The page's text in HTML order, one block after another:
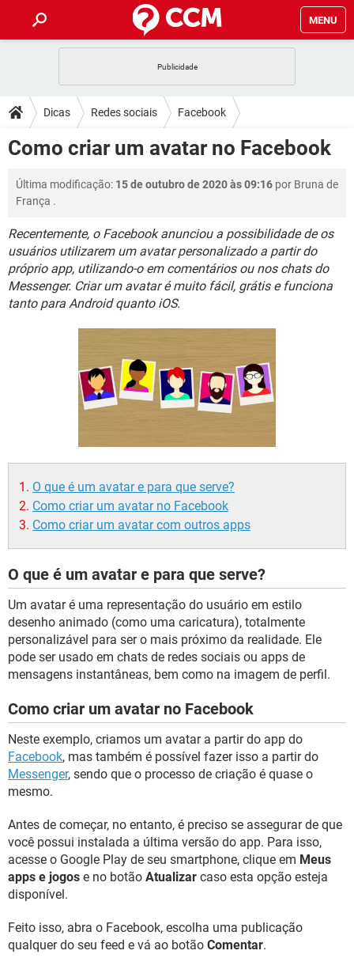
MENU
CELULAR FACEBOOK
OUTLOOK EXCEL
GUIA DE COMPRAS
DICAS
JOGOS WHATSAPP
CELULAR FACEBOOK
OUTLOOK EXCEL
GUIA DE COMPRAS
DOWNLOADS
CELULAR
INSTAGRAM GMAIL
GUIA DE COMPRAS
FÓRUM
CELULAR FACEBOOK
OUTLOOK EXCEL
INSTAGRAM GMAIL
JOGOS WHATSAPP
CELULAR FACEBOOK
OUTLOOK
Dicas Redes sociais Facebook
Como criar um avatar no Facebook
Última modificação: 15 de outubro de 2020 às 09:16 por Bruna de
França .
Recentemente, o Facebook anunciou a possibilidade de os
usuários utilizarem um avatar personalizado a partir do
próprio app, utilizando-o em comentários ou nos chats do
Messenger. Criar um avatar é muito fácil, grátis e funciona
tanto para Android quanto iOS.
O que é um avatar e para que serve?
Como criar um avatar no Facebook
Como criar um avatar com outros apps
O que é um avatar e para que serve?
Um avatar é uma representação do usuário em estilo
desenho animado (como uma caricatura), totalmente
personalizável para ser o mais próximo da realidade. Ele
pode ser usado em chats de redes sociais ou apps de
mensagens instantâneas, bem como na imagem de perfil.
Como criar um avatar no Facebook
Neste exemplo, criamos um avatar a partir do app do
Facebook, mas também é possível fazer isso a partir do
Messenger, sendo que o processo de criação é quase o
mesmo.
Antes de começar, no entanto, é preciso se assegurar de que
você possui instalada a última versão do app. Para isso,
acesse o Google Play de seu smartphone, clique em Meus
apps e jogos e no botão Atualizar caso esta opção esteja
disponível.
Feito isso, abra o Facebook, escolha uma publicação
qualquer do seu feed e vá ao botão Comentar.